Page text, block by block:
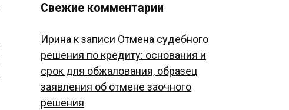
Свежие комментарии
Ирина к записи Отмена судебного
решения по кредиту: основания и
срок для обжалования, образец
заявления об отмене заочного
решения